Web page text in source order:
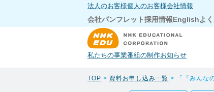
法人のお客様個人のお客様会社情報
会社パンフレット採用情報Englishよ
私たちの事業番組の制作お知らせ
TOP > 資料お申し込み一覧 > 「『みんな